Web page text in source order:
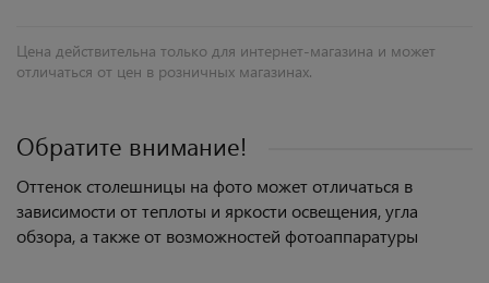
Цена действительна только для интернет-магазина и может
отличаться от цен в розничных магазинах.
Обратите внимание!
Оттенок столешницы на фото может отличаться в
зависимости от теплоты и яркости освещения, угла
обзора, а также от возможностей фотоаппаратуры